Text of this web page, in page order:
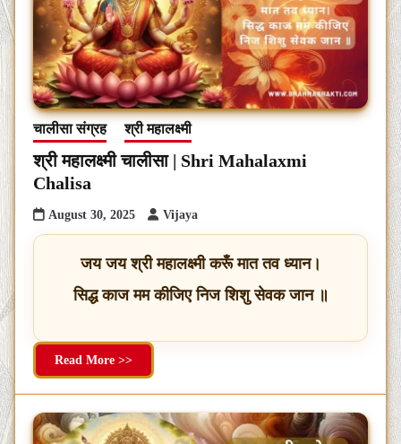
चालीसा संग्रह श्री महालक्ष्मी
श्री महालक्ष्मी चालीसा | Shri Mahalaxmi
Chalisa
August 30, 2025 Vijaya
जय जय श्री महालक्ष्मी करूँ मात तव ध्यान।
सिद्ध काज मम कीजिए निज शिशु सेवक जान ॥
Read More >>